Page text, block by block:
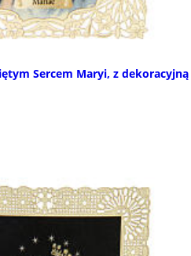
Sercem Maryi, z dekoracyjną